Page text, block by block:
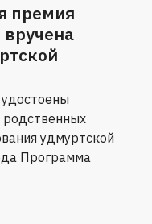
премия
родственных
удмуртской
Программа